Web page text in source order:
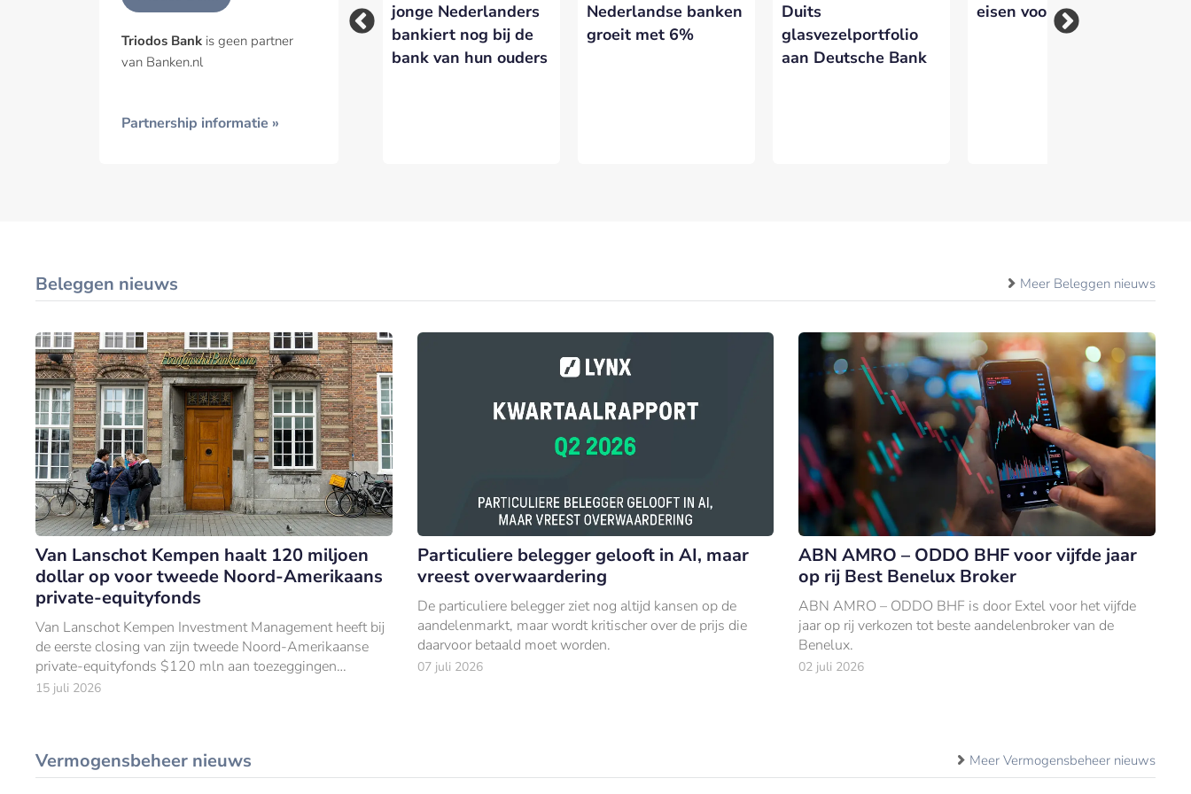
Triodos Bank is geen partner
van Banken.nl
Partnership informatie »
jonge Nederlanders
bankiert nog bij de
bank van hun ouders
Nederlandse banken
groeit met 6%
Duits
glasvezelportfolio
aan Deutsche Bank
eisen voor Triodos
Beleggen nieuws Meer Beleggen nieuws
Van Lanschot Kempen haalt 120 miljoen
dollar op voor tweede Noord-Amerikaans
private-equityfonds
Van Lanschot Kempen Investment Management heeft bij
de eerste closing van zijn tweede Noord-Amerikaanse
private-equityfonds $120 mln aan toezeggingen
opgehaald.
15 juli 2026
Particuliere belegger gelooft in AI, maar
vreest overwaardering
De particuliere belegger ziet nog altijd kansen op de
aandelenmarkt, maar wordt kritischer over de prijs die
daarvoor betaald moet worden.
07 juli 2026
ABN AMRO – ODDO BHF voor vijfde jaar
op rij Best Benelux Broker
ABN AMRO – ODDO BHF is door Extel voor het vijfde
jaar op rij verkozen tot beste aandelenbroker van de
Benelux.
02 juli 2026
Vermogensbeheer nieuws Meer Vermogensbeheer nieuws